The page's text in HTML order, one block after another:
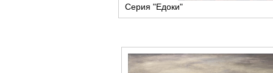
Серия "Едоки"